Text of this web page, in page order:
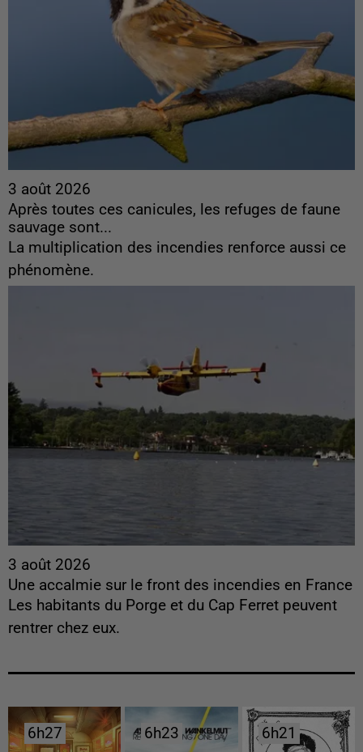
3 août 2026
Après toutes ces canicules, les refuges de faune
sauvage sont...
La multiplication des incendies renforce aussi ce
phénomène.
3 août 2026
Une accalmie sur le front des incendies en France
Les habitants du Porge et du Cap Ferret peuvent
rentrer chez eux.
6h27
6h27 6h23
6h23 6h21
6h21